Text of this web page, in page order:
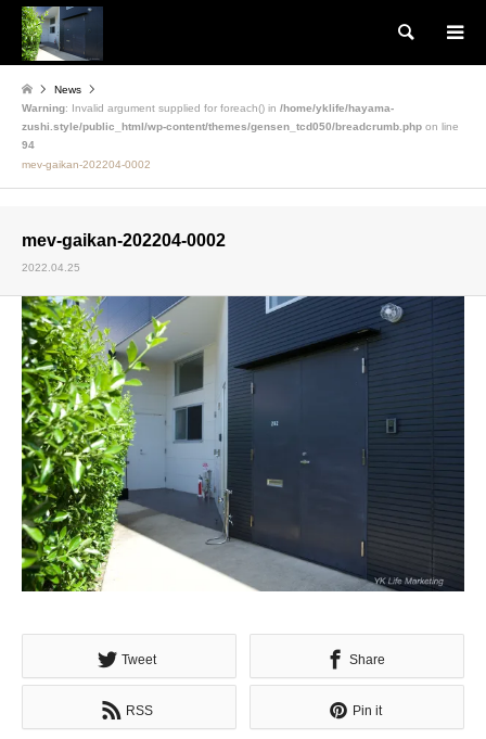
検索
News
Warning: Invalid argument supplied for foreach() in /home/yklife/hayama-
zushi.style/public_html/wp-content/themes/gensen_tcd050/breadcrumb.php on line
94
mev-gaikan-202204-0002
mev-gaikan-202204-0002
2022.04.25
Tweet Share
RSS Pin it